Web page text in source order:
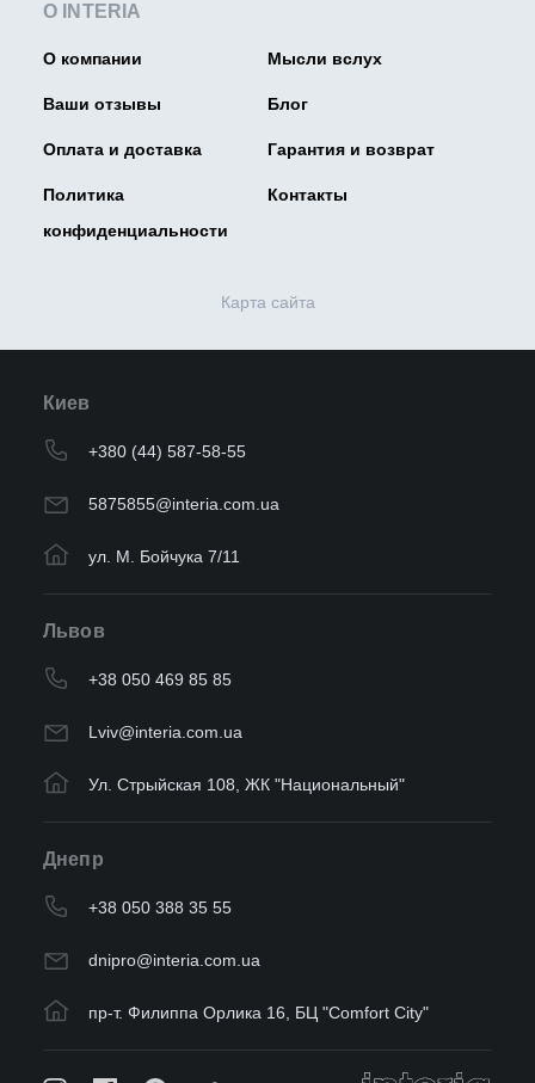
О INTERIA
О компании Мысли вслух
Ваши отзывы Блог
Оплата и доставка Гарантия и возврат
Политика
конфиденциальности
Контакты
Карта сайта
Киев
+380 (44) 587-58-55
5875855@interia.com.ua
ул. М. Бойчука 7/11
Львов
+38 050 469 85 85
Lviv@interia.com.ua
Ул. Стрыйская 108, ЖК "Национальный"
Днепр
+38 050 388 35 55
dnipro@interia.com.ua
пр-т. Филиппа Орлика 16, БЦ "Comfort City"